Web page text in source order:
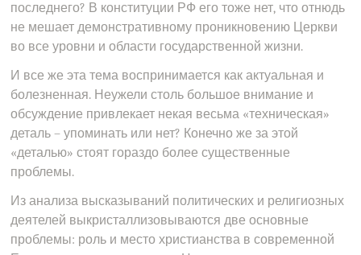
последнего? В конституции РФ его тоже нет, что отнюдь
не мешает демонстративному проникновению Церкви
во все уровни и области государственной жизни.
И все же эта тема воспринимается как актуальная и
болезненная. Неужели столь большое внимание и
обсуждение привлекает некая весьма «техническая»
деталь – упоминать или нет? Конечно же за этой
«деталью» стоят гораздо более существенные
проблемы.
Из анализа высказываний политических и религиозных
деятелей выкристаллизовываются две основные
проблемы: роль и место христианства в современной